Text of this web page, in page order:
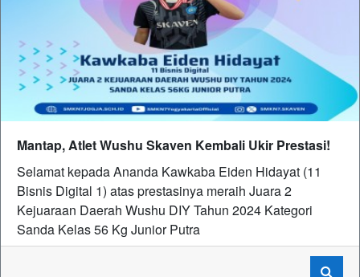
Mantap, Atlet Wushu Skaven Kembali Ukir Prestasi!
Selamat kepada Ananda Kawkaba Eiden Hidayat (11
Bisnis Digital 1) atas prestasinya meraih Juara 2
Kejuaraan Daerah Wushu DIY Tahun 2024 Kategori
Sanda Kelas 56 Kg Junior Putra